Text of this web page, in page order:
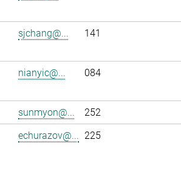
sjchang@... 141
nianyic@... 084
sunmyon@...
252
echurazov@... 225